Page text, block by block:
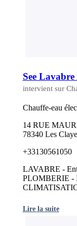
See
intervient sur
Chauffe-eau
14 RUE
78340 Les
+33130561050
LAVABRE -
PLOMBERIE -
Lire la suite